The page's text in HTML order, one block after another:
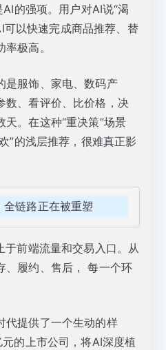
的强项。用户对AI说“渴
可以快速完成商品推荐、替
极高。
是服饰、家电、数码产
数、看评价、比价格，决
。在这种“重决策”场景
”的浅层推荐，很难真正影
：全链路正在被重塑
于前端流量和交易入口。从
、履约、售后， 每一个环
代提供了一个生动的样
的上市公司，将AI深度植